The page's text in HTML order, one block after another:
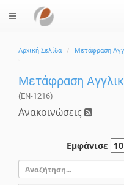
$langMenu
Αρχική Σελίδα Μετάφραση
Μετάφραση
(EN-1216)
Ανακοινώσεις
Εμφάνισε